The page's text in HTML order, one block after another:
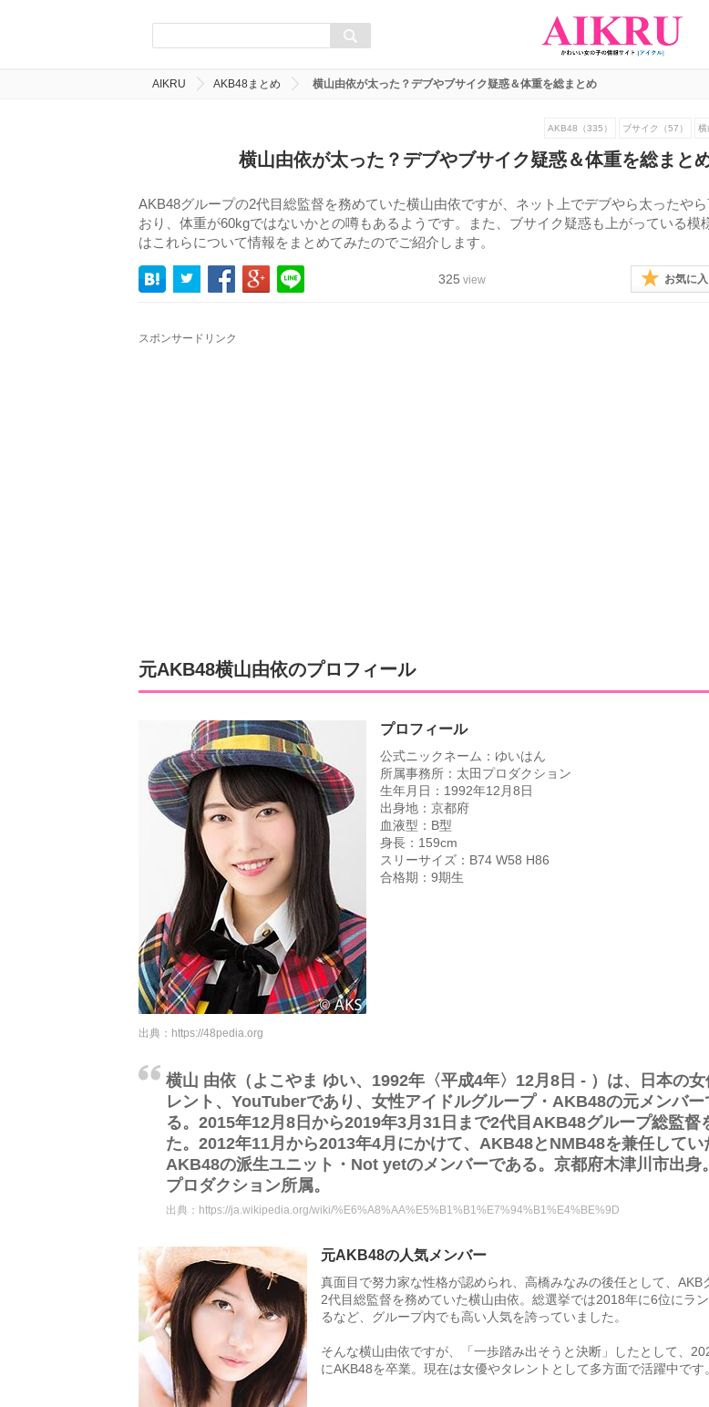
AIKRU AKB48まとめ 横山由依が太った？デブやブサイク疑惑＆体重を総まとめ
AKB48（335） ブサイク（57） 横
横山由依が太った？デブやブサイク疑惑＆体重を総まと
AKB48グループの2代目総監督を務めていた横山由依ですが、ネット上でデブやら太ったや
おり、体重が60kgではないかとの噂もあるようです。また、ブサイク疑惑も上がっている模
はこれらについて情報をまとめてみたのでご紹介します。
325 view お気に
スポンサードリンク
元AKB48横山由依のプロフィール
プロフィール
公式ニックネーム：ゆいはん
所属事務所：太田プロダクション
生年月日：1992年12月8日
出身地：京都府
血液型：B型
身長：159cm
スリーサイズ：B74 W58 H86
合格期：9期生
出典： https://48pedia.org
横山 由依（よこやま ゆい、1992年〈平成4年〉12月8日 - ）は、日本の女
レント、YouTuberであり、女性アイドルグループ・AKB48の元メンバー
る。2015年12月8日から2019年3月31日まで2代目AKB48グループ総監督
た。2012年11月から2013年4月にかけて、AKB48とNMB48を兼任してい
AKB48の派生ユニット・Not yetのメンバーである。京都府木津川市出身
プロダクション所属。
出典： https://ja.wikipedia.org/wiki/%E6%A8%AA%E5%B1%B1%E7%94%B1%E4%BE%9D
元AKB48の人気メンバー
真面目で努力家な性格が認められ、高橋みなみの後任として、AKB
2代目総監督を務めていた横山由依。総選挙では2018年に6位にラ
るなど、グループ内でも高い人気を誇っていました。
そんな横山由依ですが、「一歩踏み出そうと決断」したとして、
にAKB48を卒業。現在は女優やタレントとして多方面で活躍中です。